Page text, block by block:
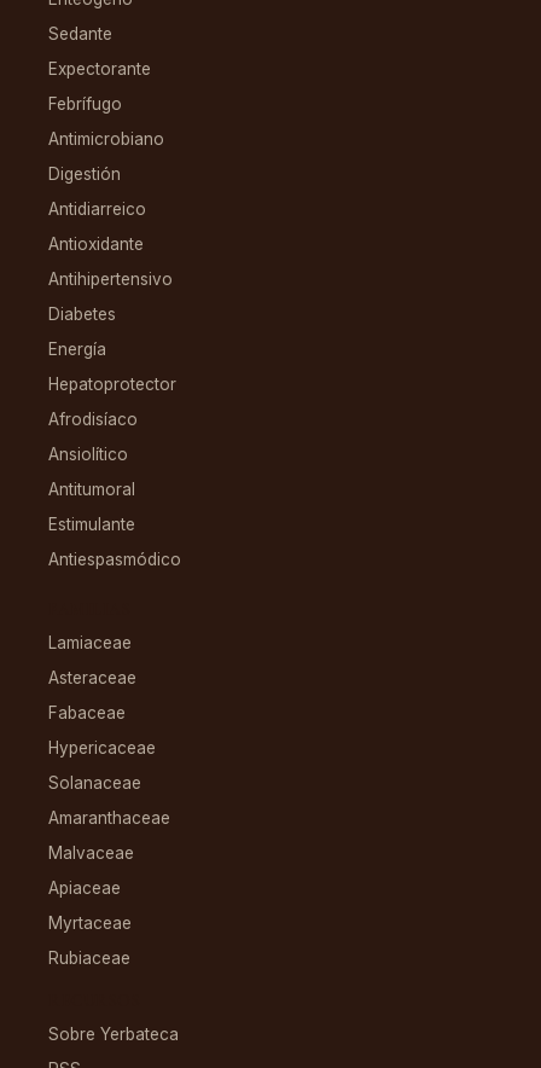
Sedante
Expectorante
Febrífugo
Antimicrobiano
Digestión
Antidiarreico
Antioxidante
Antihipertensivo
Diabetes
Energía
Hepatoprotector
Afrodisíaco
Ansiolítico
Antitumoral
Estimulante
Antiespasmódico
Lamiaceae
Asteraceae
Fabaceae
Hypericaceae
Solanaceae
Amaranthaceae
Malvaceae
Apiaceae
Myrtaceae
Rubiaceae
Sobre Yerbateca